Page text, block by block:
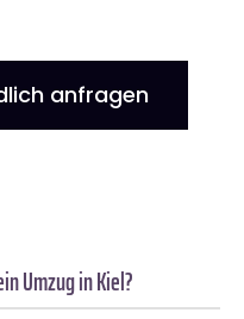
anfragen
Umzug in Kiel?